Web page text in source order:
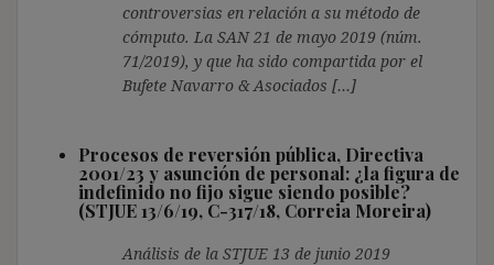
controversias en relación a su método de
cómputo. La SAN 21 de mayo 2019 (núm.
71/2019), y que ha sido compartida por el
Bufete Navarro & Asociados […]
Procesos de reversión pública, Directiva
2001/23 y asunción de personal: ¿la figura de
indefinido no fijo sigue siendo posible?
(STJUE 13/6/19, C-317/18, Correia Moreira)
Análisis de la STJUE 13 de junio 2019